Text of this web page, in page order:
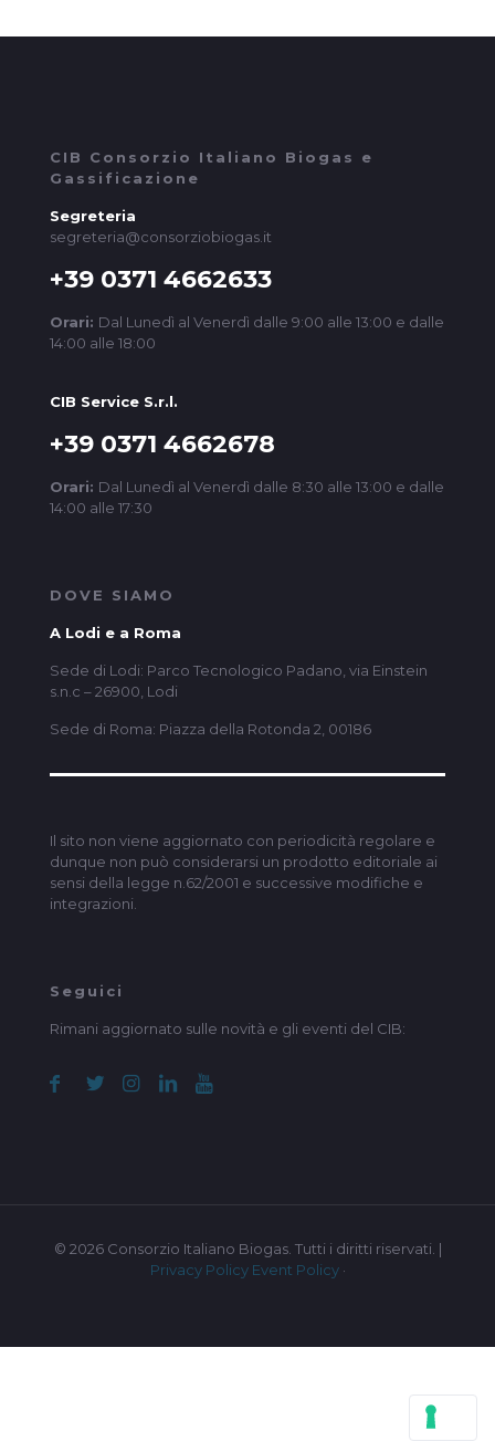
CIB Consorzio Italiano Biogas e
Gassificazione
Segreteria
segreteria@consorziobiogas.it
+39 0371 4662633
Orari: Dal Lunedì al Venerdì dalle 9:00 alle 13:00 e dalle
14:00 alle 18:00
CIB Service S.r.l.
+39 0371 4662678
Orari: Dal Lunedì al Venerdì dalle 8:30 alle 13:00 e dalle
14:00 alle 17:30
DOVE SIAMO
A Lodi e a Roma
Sede di Lodi: Parco Tecnologico Padano, via Einstein
s.n.c – 26900, Lodi
Sede di Roma: Piazza della Rotonda 2, 00186
Il sito non viene aggiornato con periodicità regolare e
dunque non può considerarsi un prodotto editoriale ai
sensi della legge n.62/2001 e successive modifiche e
integrazioni.
Seguici
Rimani aggiornato sulle novità e gli eventi del CIB:
© 2026 Consorzio Italiano Biogas. Tutti i diritti riservati. |
Privacy Policy Event Policy·